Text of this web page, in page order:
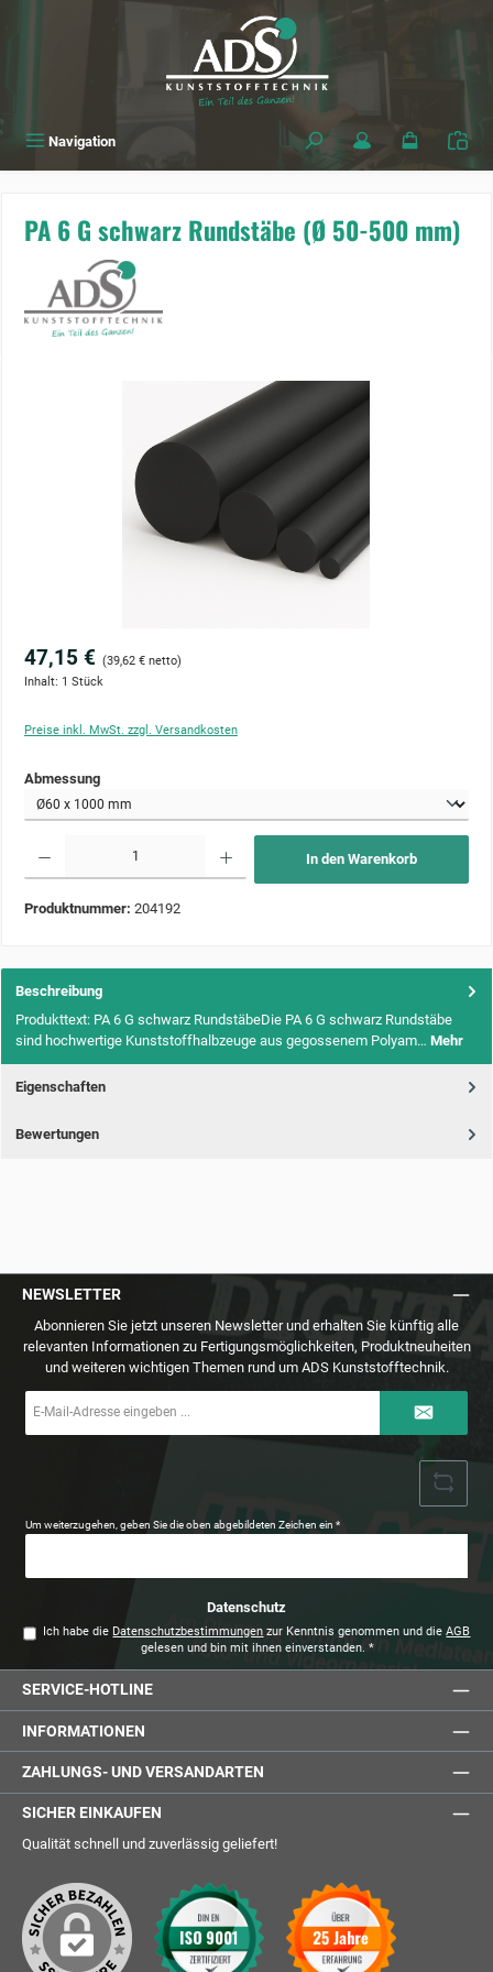
Navigation
PA 6 G schwarz Rundstäbe (Ø 50-500 mm)
47,15 € (39,62 € netto)
Inhalt: 1 Stück
Preise inkl. MwSt. zzgl. Versandkosten
Abmessungauswählen
In den Warenkorb
Produktnummer: 204192
Beschreibung
Produkttext: PA 6 G schwarz RundstäbeDie PA 6 G schwarz Rundstäbe
sind hochwertige Kunststoffhalbzeuge aus gegossenem Polyam… Mehr
Eigenschaften
Bewertungen
NEWSLETTER
Abonnieren Sie jetzt unseren Newsletter und erhalten Sie künftig alle
relevanten Informationen zu Fertigungsmöglichkeiten, Produktneuheiten
und weiteren wichtigen Themen rund um ADS Kunststofftechnik.
Mail-
Um weiterzugehen, geben Sie die oben abgebildeten Zeichen ein*
Datenschutz
Ich habe die Datenschutzbestimmungen zur Kenntnis genommen und dieAGB
gelesen und bin mit ihnen einverstanden. *
SERVICE-HOTLINE
INFORMATIONEN
ZAHLUNGS- UND VERSANDARTEN
SICHER EINKAUFEN
Qualität schnell und zuverlässig geliefert!